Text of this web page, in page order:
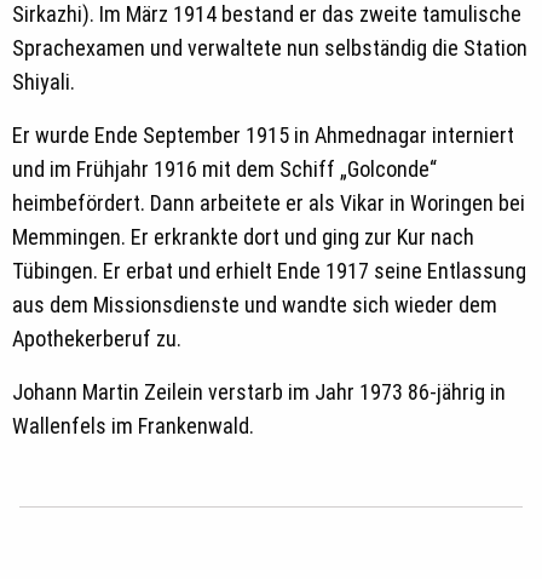
Sirkazhi). Im März 1914 bestand er das zweite tamulische
Sprachexamen und verwaltete nun selbständig die Station
Shiyali.
Er wurde Ende September 1915 in Ahmednagar interniert
und im Frühjahr 1916 mit dem Schiff „Golconde“
heimbefördert. Dann arbeitete er als Vikar in Woringen bei
Memmingen. Er erkrankte dort und ging zur Kur nach
Tübingen. Er erbat und erhielt Ende 1917 seine Entlassung
aus dem Missionsdienste und wandte sich wieder dem
Apothekerberuf zu.
Johann Martin Zeilein verstarb im Jahr 1973 86-jährig in
Wallenfels im Frankenwald.